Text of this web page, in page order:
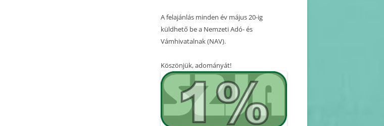
A felajánlás minden év május 20-ig
küldhető be a Nemzeti Adó- és
Vámhivatalnak (NAV).
Köszönjük, adományát!